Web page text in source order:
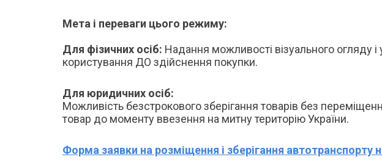
Мета і переваги цього режиму:
Для фізичних осіб: Надання можливості візуального огляду
користування ДО здійснення покупки.
Для юридичних осіб:
Можливість безстрокового зберігання товарів без
товар до моменту ввезення на митну територію України.
Форма заявки на розміщення і зберігання автотранспорту